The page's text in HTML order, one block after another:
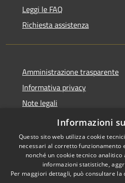
Leggi le FAQ
Richiesta assistenza
Amministrazione trasparente
Informativa privacy
Note legali
Dichiarazione di accessibilità
Accessibilità
Informazioni
Questo sito web utilizza cookie
necessari al corretto funzionamento
nonché un cookie tecnico
informazioni statistiche,
Per maggiori dettagli, può consultare la